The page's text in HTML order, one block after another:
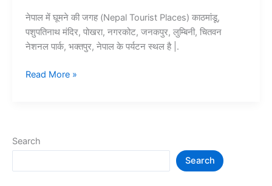
नेपाल में घूमने की जगह (Nepal Tourist Places) काठमांडू,
पशुपतिनाथ मंदिर, पोखरा, नगरकोट, जनकपुर, लुम्बिनी, चितवन
नेशनल पार्क, भक्तपुर, नेपाल के पर्यटन स्थल है |.
10+
जगह
Read More »
Search
Search